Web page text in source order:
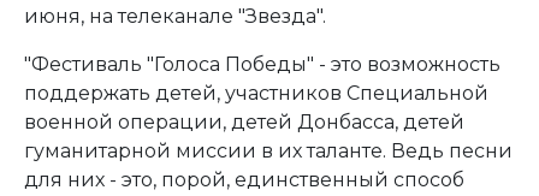
июня, на телеканале "Звезда".
"Фестиваль "Голоса Победы" - это возможность
поддержать детей, участников Специальной
военной операции, детей Донбасса, детей
гуманитарной миссии в их таланте. Ведь песни
для них - это, порой, единственный способ